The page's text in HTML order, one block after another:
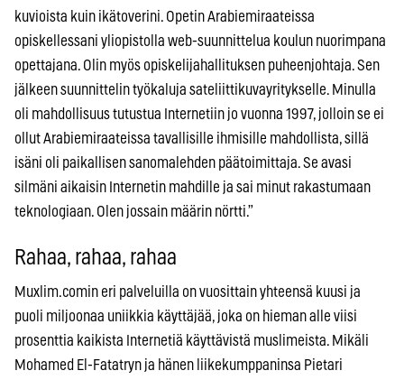
kuvioista kuin ikätoverini. Opetin Arabiemiraateissa
opiskellessani yliopistolla web-suunnittelua koulun nuorimpana
opettajana. Olin myös opiskelijahallituksen puheenjohtaja. Sen
jälkeen suunnittelin työkaluja sateliittikuvayritykselle. Minulla
oli mahdollisuus tutustua Internetiin jo vuonna 1997, jolloin se ei
ollut Arabiemiraateissa tavallisille ihmisille mahdollista, sillä
isäni oli paikallisen sanomalehden päätoimittaja. Se avasi
silmäni aikaisin Internetin mahdille ja sai minut rakastumaan
teknologiaan. Olen jossain määrin nörtti.”
Rahaa, rahaa, rahaa
Muxlim.comin eri palveluilla on vuosittain yhteensä kuusi ja
puoli miljoonaa uniikkia käyttäjää, joka on hieman alle viisi
prosenttia kaikista Internetiä käyttävistä muslimeista. Mikäli
Mohamed El-Fatatryn ja hänen liikekumppaninsa Pietari